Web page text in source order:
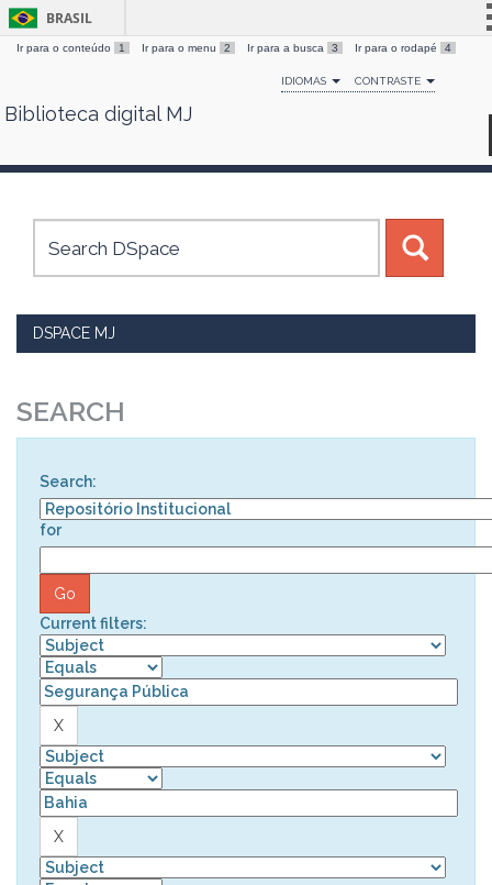
Skip
BRASIL
Simplifique!
Comunica BR
Canais
Ir para o conteúdo 1 Ir para o menu 2 Ir para a busca 3 Ir para o rodapé 4
IDIOMAS CONTRASTE
Biblioteca digital MJ
DSPACE MJ
SEARCH
Search:
for
Current filters: